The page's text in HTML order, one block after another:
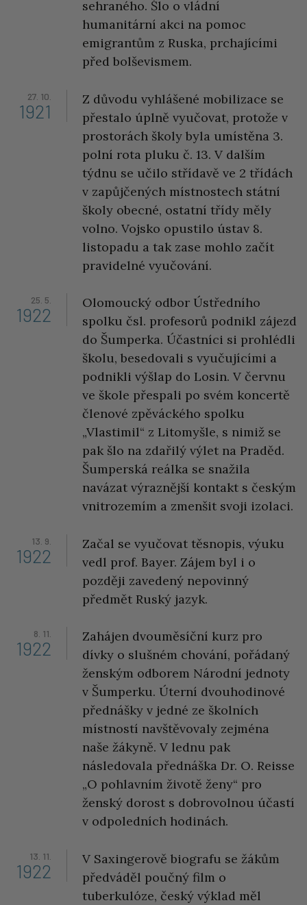
sehraného. Šlo o vládní
humanitární akci na pomoc
emigrantům z Ruska, prchajícími
před bolševismem.
27. 10.
1921
Z důvodu vyhlášené mobilizace se
přestalo úplně vyučovat, protože v
prostorách školy byla umístěna 3.
polní rota pluku č. 13. V dalším
týdnu se učilo střídavě ve 2 třídách
v zapůjčených místnostech státní
školy obecné, ostatní třídy měly
volno. Vojsko opustilo ústav 8.
listopadu a tak zase mohlo začít
pravidelné vyučování.
25. 5.
1922
Olomoucký odbor Ústředního
spolku čsl. profesorů podnikl zájezd
do Šumperka. Účastníci si prohlédli
školu, besedovali s vyučujícími a
podnikli výšlap do Losin. V červnu
ve škole přespali po svém koncertě
členové zpěváckého spolku
„Vlastimil“ z Litomyšle, s nimiž se
pak šlo na zdařilý výlet na Praděd.
Šumperská reálka se snažila
navázat výraznější kontakt s českým
vnitrozemím a zmenšit svoji izolaci.
13. 9.
1922
Začal se vyučovat těsnopis, výuku
vedl prof. Bayer. Zájem byl i o
později zavedený nepovinný
předmět Ruský jazyk.
8. 11.
1922
Zahájen dvouměsíční kurz pro
dívky o slušném chování, pořádaný
ženským odborem Národní jednoty
v Šumperku. Úterní dvouhodinové
přednášky v jedné ze školních
místností navštěvovaly zejména
naše žákyně. V lednu pak
následovala přednáška Dr. O. Reisse
„O pohlavním životě ženy“ pro
ženský dorost s dobrovolnou účastí
v odpoledních hodinách.
13. 11.
1922
V Saxingerově biografu se žákům
předváděl poučný film o
tuberkulóze, český výklad měl